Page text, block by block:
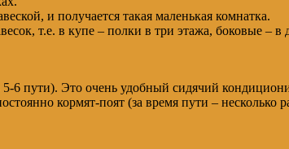
и получается такая маленькая комнатка.
т.е. в купе – полки в три этажа, боковые – в
6 пути). Это очень удобный сидячий
кормят-поят (за время пути – несколько